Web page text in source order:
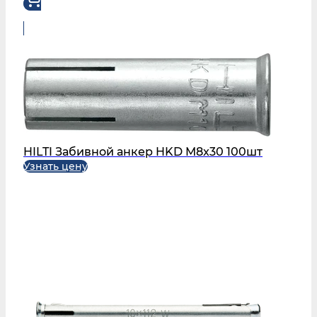
HILTI Забивной анкер HKD M8x30 100шт
Узнать цену